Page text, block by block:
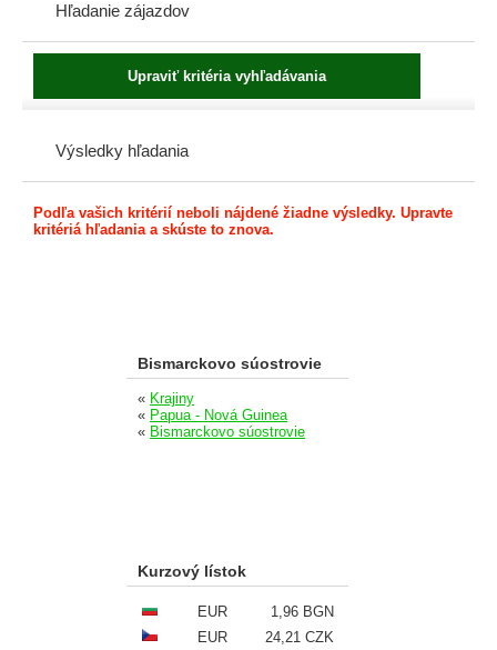
Hľadanie zájazdov
Výsledky hľadania
Podľa vašich kritérií neboli nájdené žiadne výsledky. Upravte
kritériá hľadania a skúste to znova.
Bismarckovo súostrovie
« Krajiny
« Papua - Nová Guinea
« Bismarckovo súostrovie
Kurzový lístok
EUR
1,96 BGN
EUR
24,21 CZK